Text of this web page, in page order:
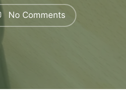
No Comments